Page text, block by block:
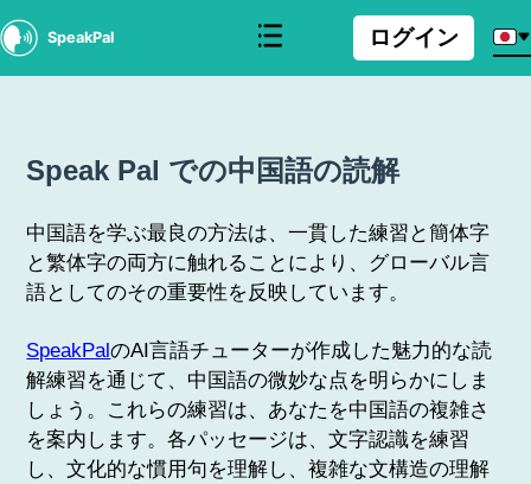
SpeakPal ログイン
Speak Pal での中国語の読解
中国語を学ぶ最良の方法は、一貫した練習と簡体字
と繁体字の両方に触れることにより、グローバル言
語としてのその重要性を反映しています。
SpeakPalのAI言語チューターが作成した魅力的な読
解練習を通じて、中国語の微妙な点を明らかにしま
しょう。これらの練習は、あなたを中国語の複雑さ
を案内します。各パッセージは、文字認識を練習
し、文化的な慣用句を理解し、複雑な文構造の理解